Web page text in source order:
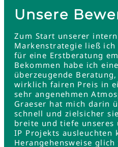
Unsere
Zum Start unserer
Markenstrategie ließ ich
für eine Erstberatung
Bekommen habe ich
überzeugende
wirklich fairen Preis in
sehr angenehmen
Graeser hat mich darin
schnell und zielsicher
breite und tiefe unseres
IP Projekts ausleuchten
Herangehensweise